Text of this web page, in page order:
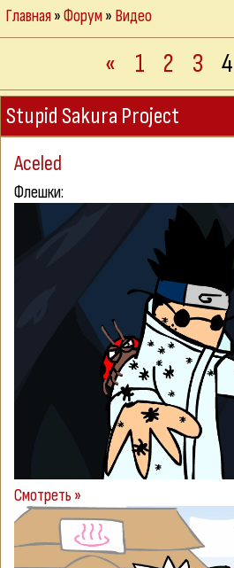
Главная»Форум» Видео
« 1 2 3 4
Stupid Sakura Project
Aceled
Флешки:
Смотреть »